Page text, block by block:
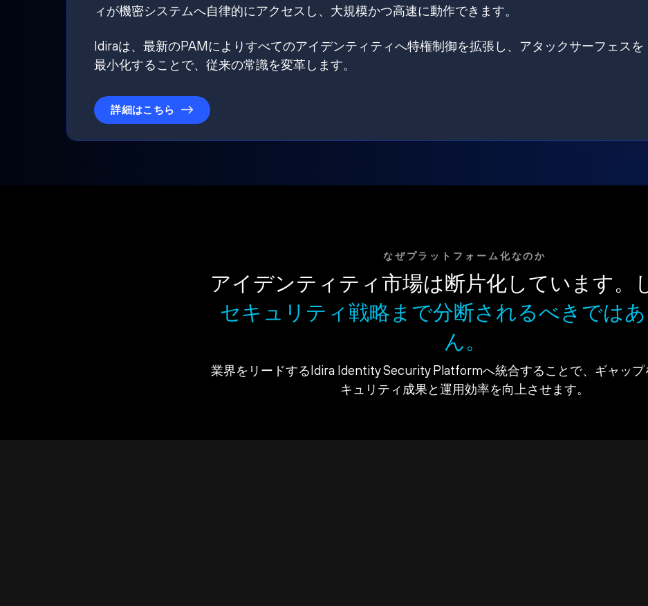
ィが機密システムへ自律的にアクセスし、大規模かつ高速に動作できます。
Idiraは、最新のPAMによりすべてのアイデンティティへ特権制御を拡張し、アタックサーフェスを
最小化することで、従来の常識を変革します。
詳細はこちら
なぜプラットフォーム化なのか
アイデンティティ市場は断片化しています。
セキュリティ戦略まで分断されるべきでは
ん。
業界をリードするIdira Identity Security Platformへ統合することで、ギャップ
キュリティ成果と運用効率を向上させます。